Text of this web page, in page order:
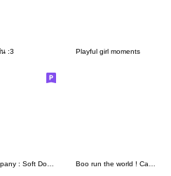
:3 Playful girl moments